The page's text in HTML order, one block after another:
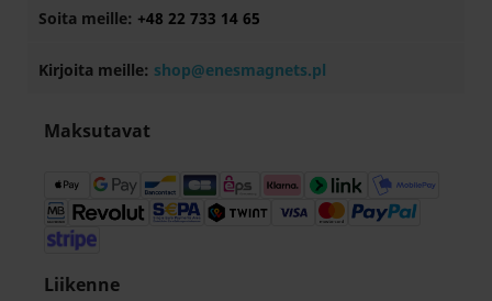
Soita meille: +48 22 733 14 65
Kirjoita meille: shop@enesmagnets.pl
Maksutavat
Liikenne